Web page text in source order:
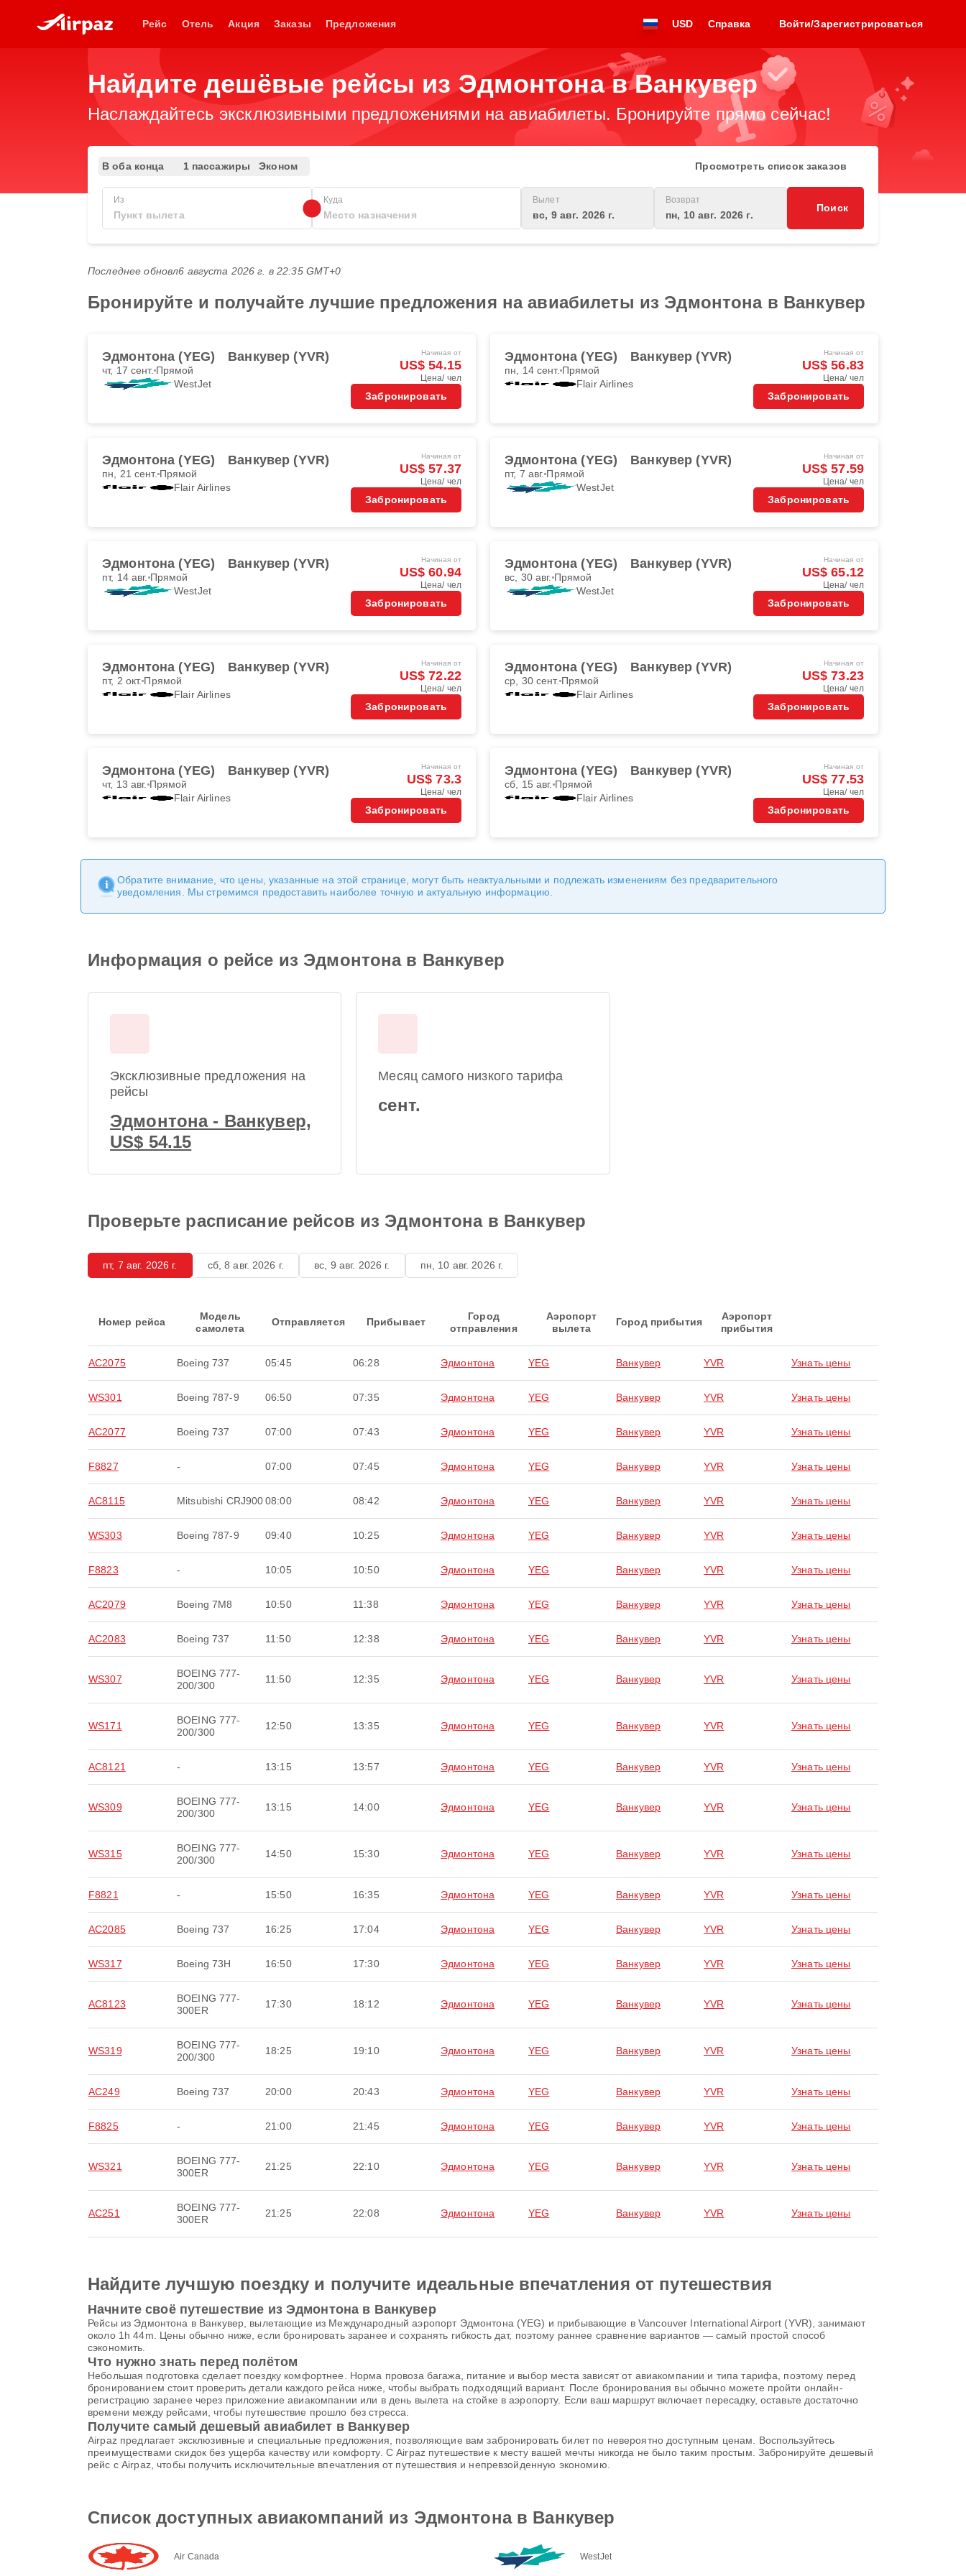
Рейс Отель Акция Заказы Предложения USD Справка Войти/Зарегистрироваться
Найдите дешёвые рейсы из Эдмонтона в Ванкувер
Наслаждайтесь эксклюзивными предложениями на авиабилеты. Бронируйте прямо сейчас!
В оба конца 1 пассажиры Эконом Просмотреть список заказов
Из Куда Вылет
вс, 9 авг. 2026 г.
Возврат
пн, 10 авг. 2026 г.
Поиск
Последнее обновл6 августа 2026 г. в 22:35 GMT+0
Бронируйте и получайте лучшие предложения на авиабилеты из Эдмонтона в Ванкувер
Эдмонтона (YEG) Ванкувер (YVR)
чт, 17 сент. Прямой
WestJet
Начиная от
US$ 54.15
Цена/ чел
Забронировать
Эдмонтона (YEG) Ванкувер (YVR)
пн, 14 сент. Прямой
Flair Airlines
Начиная от
US$ 56.83
Цена/ чел
Забронировать
Эдмонтона (YEG) Ванкувер (YVR)
пн, 21 сент. Прямой
Flair Airlines
Начиная от
US$ 57.37
Цена/ чел
Забронировать
Эдмонтона (YEG) Ванкувер (YVR)
пт, 7 авг. Прямой
WestJet
Начиная от
US$ 57.59
Цена/ чел
Забронировать
Эдмонтона (YEG) Ванкувер (YVR)
пт, 14 авг. Прямой
WestJet
Начиная от
US$ 60.94
Цена/ чел
Забронировать
Эдмонтона (YEG) Ванкувер (YVR)
вс, 30 авг. Прямой
WestJet
Начиная от
US$ 65.12
Цена/ чел
Забронировать
Эдмонтона (YEG) Ванкувер (YVR)
пт, 2 окт. Прямой
Flair Airlines
Начиная от
US$ 72.22
Цена/ чел
Забронировать
Эдмонтона (YEG) Ванкувер (YVR)
ср, 30 сент. Прямой
Flair Airlines
Начиная от
US$ 73.23
Цена/ чел
Забронировать
Эдмонтона (YEG) Ванкувер (YVR)
чт, 13 авг. Прямой
Flair Airlines
Начиная от
US$ 73.3
Цена/ чел
Забронировать
Эдмонтона (YEG) Ванкувер (YVR)
сб, 15 авг. Прямой
Flair Airlines
Начиная от
US$ 77.53
Цена/ чел
Забронировать
Обратите внимание, что цены, указанные на этой странице, могут быть неактуальными и подлежать изменениям без предварительного
уведомления. Мы стремимся предоставить наиболее точную и актуальную информацию.
Информация о рейсе из Эдмонтона в Ванкувер
Эксклюзивные предложения на
рейсы
Эдмонтона - Ванкувер,
US$ 54.15
Месяц самого низкого тарифа
сент.
Проверьте расписание рейсов из Эдмонтона в Ванкувер
пт, 7 авг. 2026 г. сб, 8 авг. 2026 г. вс, 9 авг. 2026 г. пн, 10 авг. 2026 г.
Номер рейса
Модель
самолета
Отправляется Прибывает
Город
отправления
Аэропорт
вылета
Город прибытия
Аэропорт
прибытия
AC2075 Boeing 737 05:45 06:28 Эдмонтона YEG Ванкувер YVR Узнать цены
WS301 Boeing 787-9 06:50 07:35 Эдмонтона YEG Ванкувер YVR Узнать цены
AC2077 Boeing 737 07:00 07:43 Эдмонтона YEG Ванкувер YVR Узнать цены
F8827 - 07:00 07:45 Эдмонтона YEG Ванкувер YVR Узнать цены
AC8115 Mitsubishi CRJ90008:00 08:42 Эдмонтона YEG Ванкувер YVR Узнать цены
WS303 Boeing 787-9 09:40 10:25 Эдмонтона YEG Ванкувер YVR Узнать цены
F8823 - 10:05 10:50 Эдмонтона YEG Ванкувер YVR Узнать цены
AC2079 Boeing 7M8 10:50 11:38 Эдмонтона YEG Ванкувер YVR Узнать цены
AC2083 Boeing 737 11:50 12:38 Эдмонтона YEG Ванкувер YVR Узнать цены
WS307
BOEING 777-
200/300
11:50 12:35 Эдмонтона YEG Ванкувер YVR Узнать цены
WS171
BOEING 777-
200/300
12:50 13:35 Эдмонтона YEG Ванкувер YVR Узнать цены
AC8121 - 13:15 13:57 Эдмонтона YEG Ванкувер YVR Узнать цены
WS309
BOEING 777-
200/300
13:15 14:00 Эдмонтона YEG Ванкувер YVR Узнать цены
WS315
BOEING 777-
200/300
14:50 15:30 Эдмонтона YEG Ванкувер YVR Узнать цены
F8821 - 15:50 16:35 Эдмонтона YEG Ванкувер YVR Узнать цены
AC2085 Boeing 737 16:25 17:04 Эдмонтона YEG Ванкувер YVR Узнать цены
WS317 Boeing 73H 16:50 17:30 Эдмонтона YEG Ванкувер YVR Узнать цены
AC8123
BOEING 777-
300ER
17:30 18:12 Эдмонтона YEG Ванкувер YVR Узнать цены
WS319
BOEING 777-
200/300
18:25 19:10 Эдмонтона YEG Ванкувер YVR Узнать цены
AC249 Boeing 737 20:00 20:43 Эдмонтона YEG Ванкувер YVR Узнать цены
F8825 - 21:00 21:45 Эдмонтона YEG Ванкувер YVR Узнать цены
WS321
BOEING 777-
300ER
21:25 22:10 Эдмонтона YEG Ванкувер YVR Узнать цены
AC251
BOEING 777-
300ER
21:25 22:08 Эдмонтона YEG Ванкувер YVR Узнать цены
Найдите лучшую поездку и получите идеальные впечатления от путешествия
Начните своё путешествие из Эдмонтона в Ванкувер
Рейсы из Эдмонтона в Ванкувер, вылетающие из Международный аэропорт Эдмонтона (YEG) и прибывающие в Vancouver International Airport (YVR), занимают
около 1h 44m. Цены обычно ниже, если бронировать заранее и сохранять гибкость дат, поэтому раннее сравнение вариантов — самый простой способ
сэкономить.
Что нужно знать перед полётом
Небольшая подготовка сделает поездку комфортнее. Норма провоза багажа, питание и выбор места зависят от авиакомпании и типа тарифа, поэтому перед
бронированием стоит проверить детали каждого рейса ниже, чтобы выбрать подходящий вариант. После бронирования вы обычно можете пройти онлайн-
регистрацию заранее через приложение авиакомпании или в день вылета на стойке в аэропорту. Если ваш маршрут включает пересадку, оставьте достаточно
времени между рейсами, чтобы путешествие прошло без стресса.
Получите самый дешевый авиабилет в Ванкувер
Airpaz предлагает эксклюзивные и специальные предложения, позволяющие вам забронировать билет по невероятно доступным ценам. Воспользуйтесь
преимуществами скидок без ущерба качеству или комфорту. С Airpaz путешествие к месту вашей мечты никогда не было таким простым. Забронируйте дешевый
рейс с Airpaz, чтобы получить исключительные впечатления от путешествия и непревзойденную экономию.
Список доступных авиакомпаний из Эдмонтона в Ванкувер
Air Canada WestJet